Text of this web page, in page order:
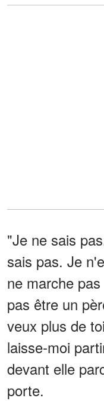
"Je ne sais
sais pas. Je
ne marche
pas être un
veux plus de
laisse-moi
devant elle
porte.